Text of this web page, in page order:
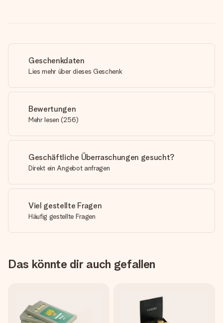
Geschenkdaten
Lies mehr über dieses Geschenk
Bewertungen
Mehr lesen (256)
Geschäftliche Überraschungen gesucht?
Direkt ein Angebot anfragen
Viel gestellte Fragen
Häufig gestellte Fragen
Das könnte dir auch gefallen